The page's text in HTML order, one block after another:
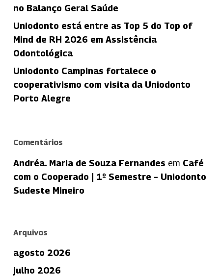
no Balanço Geral Saúde
Uniodonto está entre as Top 5 do Top of
Mind de RH 2026 em Assistência
Odontológica
Uniodonto Campinas fortalece o
cooperativismo com visita da Uniodonto
Porto Alegre
Comentários
Andréa. Maria de Souza Fernandes em Café
com o Cooperado | 1º Semestre – Uniodonto
Sudeste Mineiro
Arquivos
agosto 2026
julho 2026